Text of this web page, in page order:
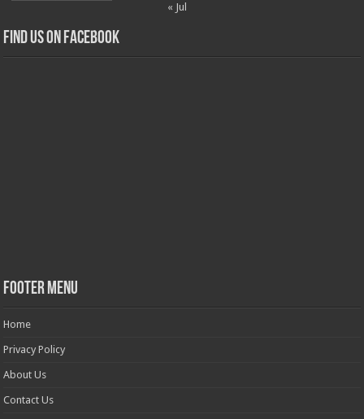
« Jul
Find us on Facebook
Footer Menu
Home
Privacy Policy
About Us
Contact Us